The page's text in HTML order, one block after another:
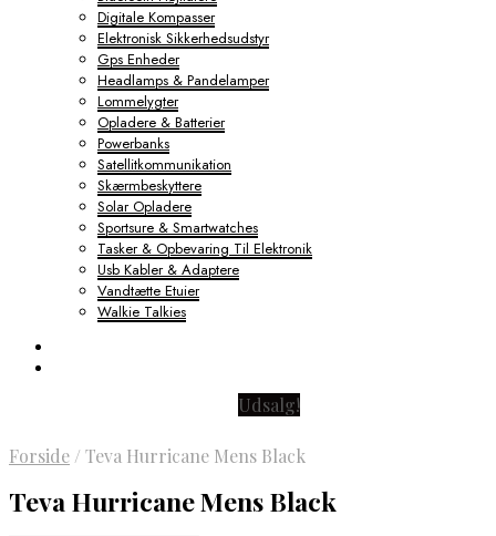
Digitale Kompasser
Elektronisk Sikkerhedsudstyr
Gps Enheder
Headlamps & Pandelamper
Lommelygter
Opladere & Batterier
Powerbanks
Satellitkommunikation
Skærmbeskyttere
Solar Opladere
Sportsure & Smartwatches
Tasker & Opbevaring Til Elektronik
Usb Kabler & Adaptere
Vandtætte Etuier
Walkie Talkies
Udsalg!
Forside / Teva Hurricane Mens Black
Teva Hurricane Mens Black